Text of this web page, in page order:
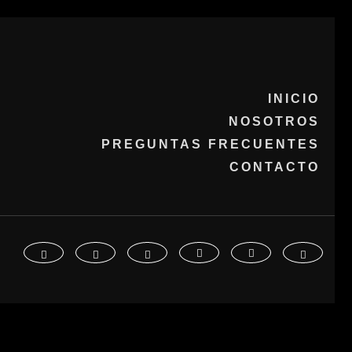
INICIO
NOSOTROS
PREGUNTAS FRECUENTES
CONTACTO